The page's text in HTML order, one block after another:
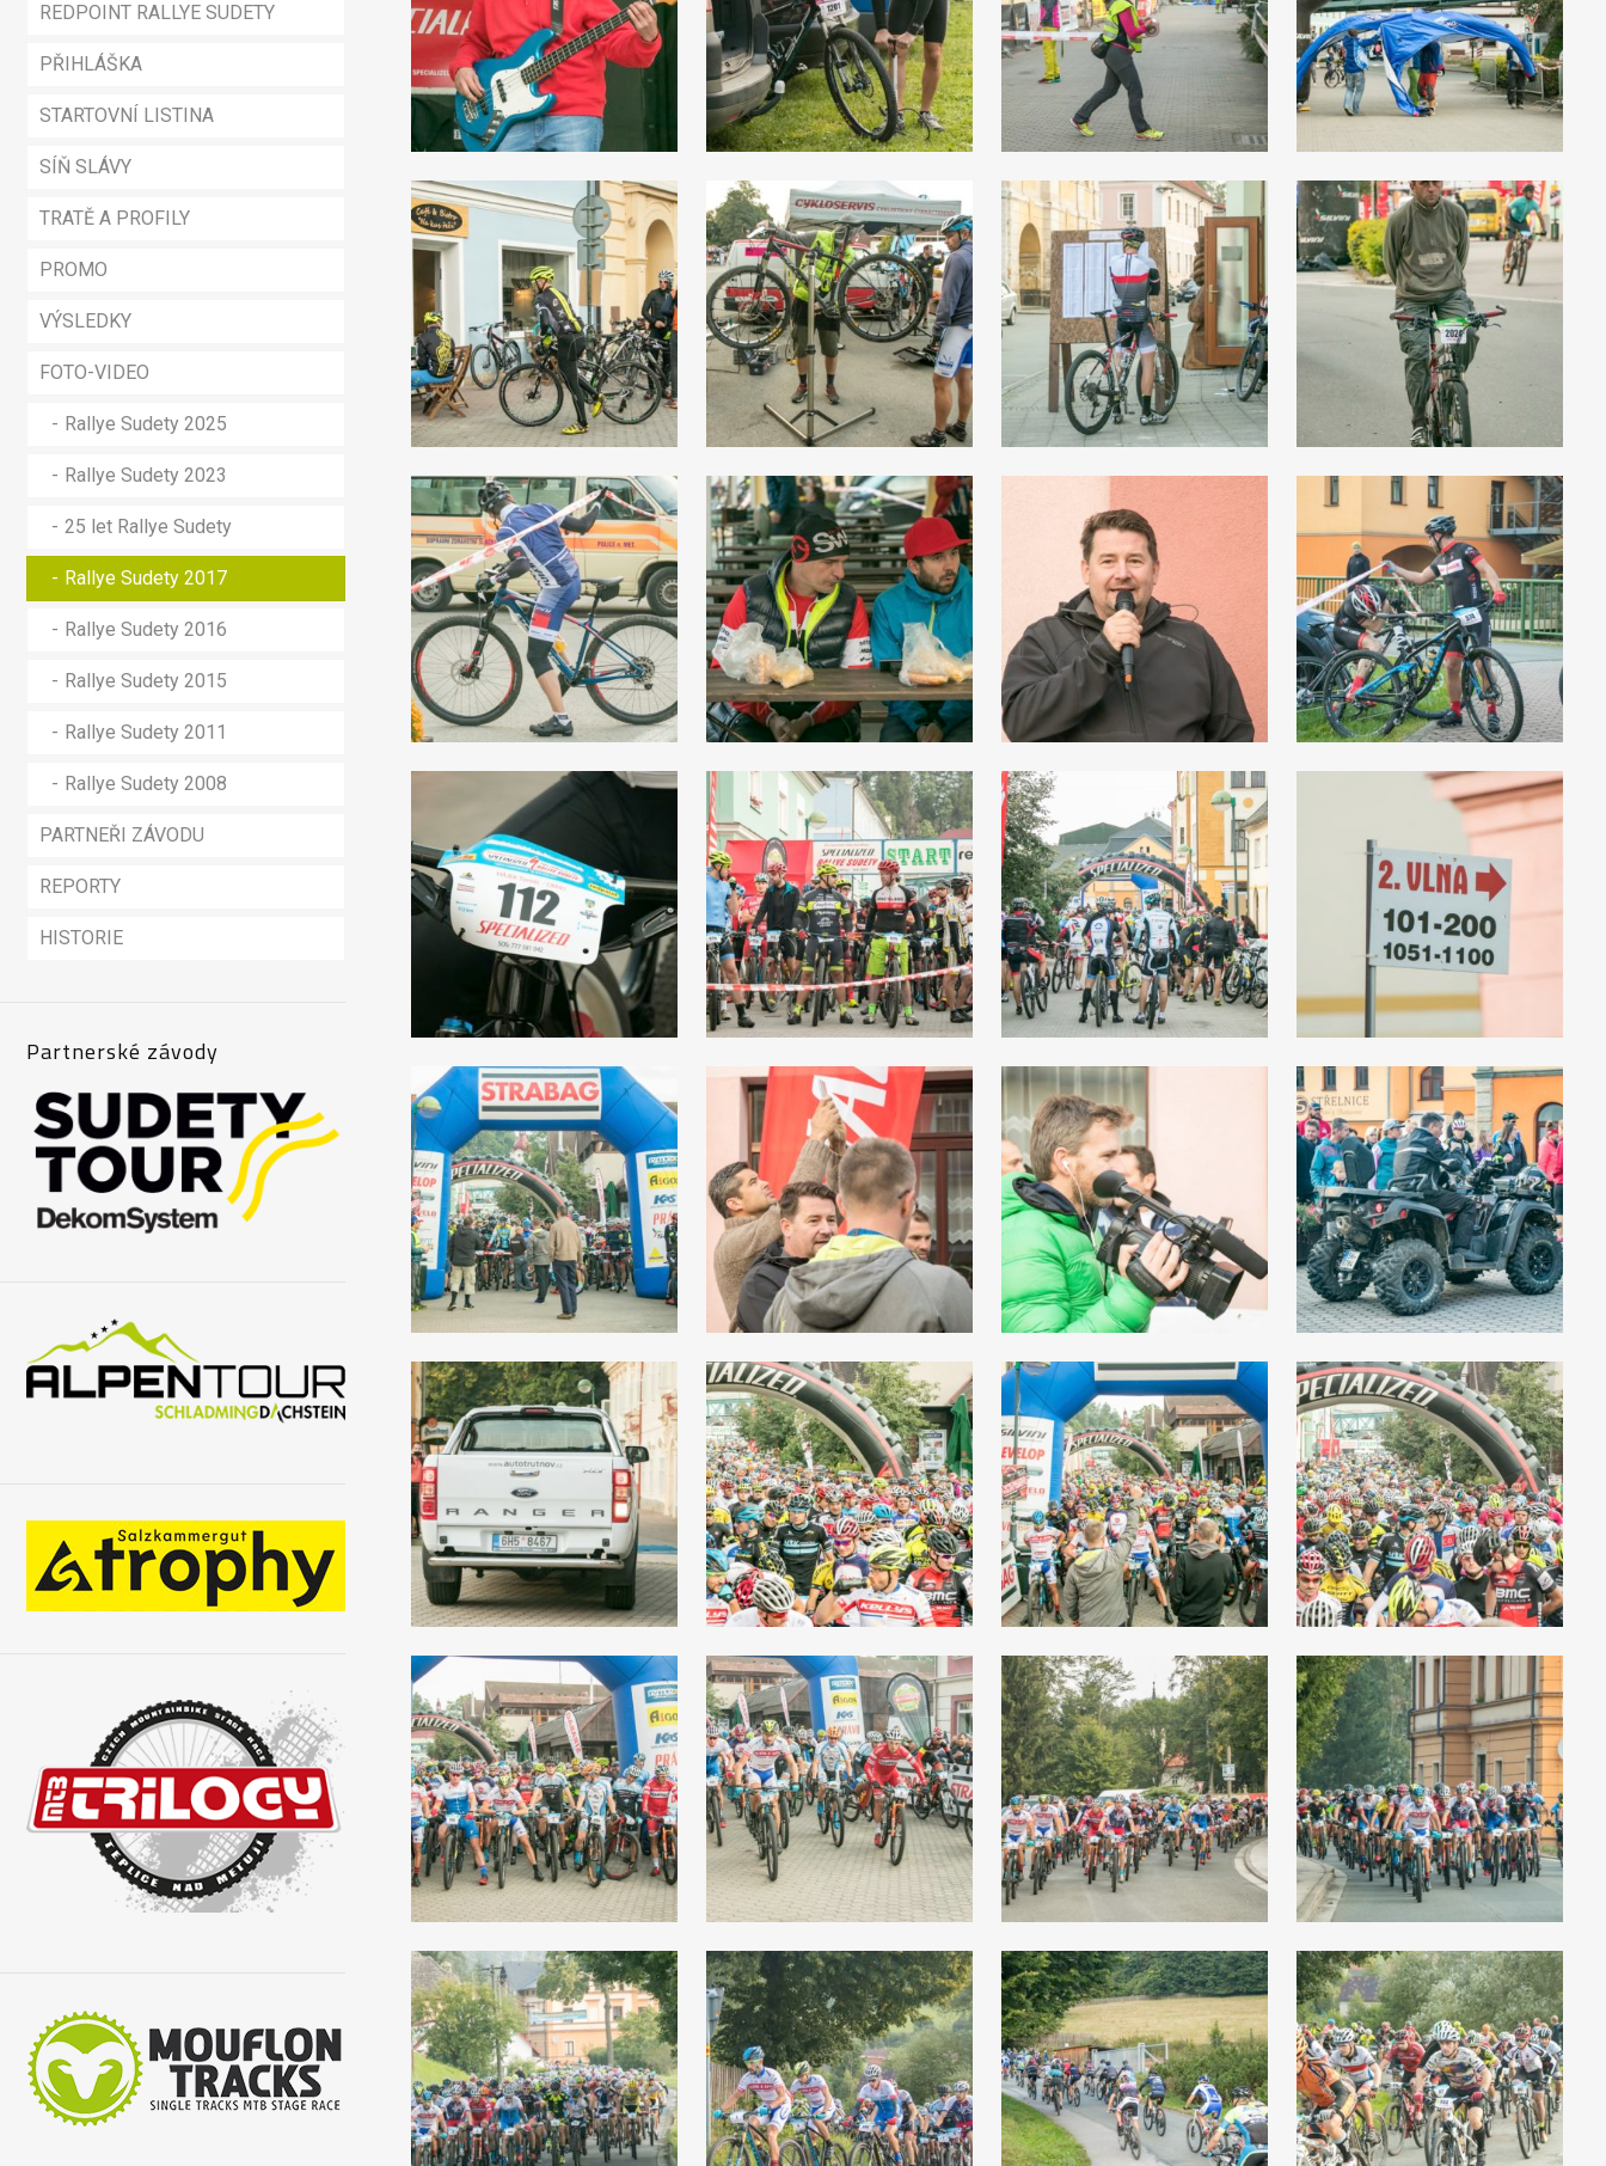
REDPOINT RALLYE SUDETY
PŘIHLÁŠKA
STARTOVNÍ LISTINA
SÍŇ SLÁVY
TRATĚ A PROFILY
PROMO
VÝSLEDKY
FOTO-VIDEO
Rallye Sudety 2025
Rallye Sudety 2023
25 let Rallye Sudety
Rallye Sudety 2017
Rallye Sudety 2016
Rallye Sudety 2015
Rallye Sudety 2011
Rallye Sudety 2008
PARTNEŘI ZÁVODU
REPORTY
HISTORIE
Partnerské závody